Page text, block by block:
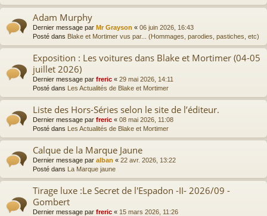
Adam Murphy
Dernier message par Mr Grayson « 06 juin 2026, 16:43
Posté dans Blake et Mortimer vus par... (Hommages, parodies, pastiches, etc)
Exposition : Les voitures dans Blake et Mortimer (04-05
juillet 2026)
Dernier message par freric « 29 mai 2026, 14:11
Posté dans Les Actualités de Blake et Mortimer
Liste des Hors-Séries selon le site de l’éditeur.
Dernier message par freric « 08 mai 2026, 11:08
Posté dans Les Actualités de Blake et Mortimer
Calque de la Marque Jaune
Dernier message par alban « 22 avr. 2026, 13:22
Posté dans La Marque jaune
Tirage luxe :Le Secret de l'Espadon -II- 2026/09 -
Gombert
Dernier message par freric « 15 mars 2026, 11:26